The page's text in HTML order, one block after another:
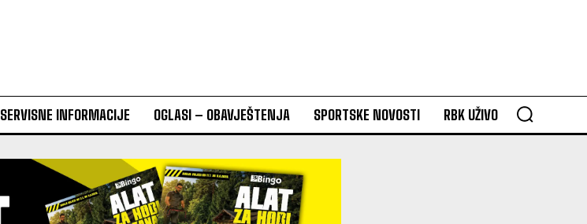
SERVISNE INFORMACIJE OGLASI – OBAVJEŠTENJA SPORTSKE NOVOSTI RBK UŽIVO